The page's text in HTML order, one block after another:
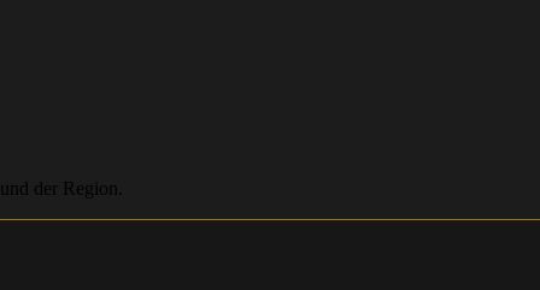
der Region.